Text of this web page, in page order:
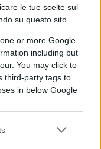
le tue scelte sul
su questo sito
or more Google
including but
You may click to
third-party tags to
in below Google
Fedez-Morgan.
treno.